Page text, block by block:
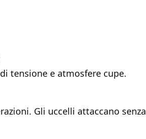
tensione e atmosfere cupe.
Gli uccelli attaccano senza